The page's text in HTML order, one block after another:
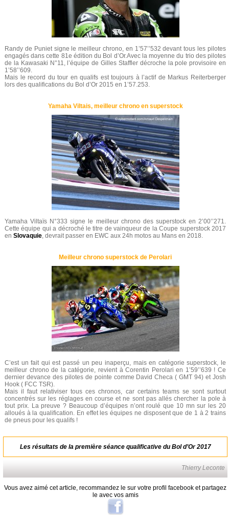
Randy de Puniet signe le meilleur chrono, en 1’57’’532 devant tous les pilotes
engagés dans cette 81e édition du Bol d’Or.Avec la moyenne du trio des pilotes
de la Kawasaki N°11, l’équipe de Gilles Staffler décroche la pole provisoire en
1’58’’609.
Mais le record du tour en qualifs est toujours à l’actif de Markus Reiterberger
lors des qualifications du Bol d’Or 2015 en 1’57.253.
Yamaha Viltais, meilleur chrono en superstock
Yamaha Viltaïs N°333 signe le meilleur chrono des superstock en 2’00’’271.
Cette équipe qui a décroché le titre de vainqueur de la Coupe superstock 2017
en Slovaquie, devrait passer en EWC aux 24h motos au Mans en 2018.
Meilleur chrono superstock de Perolari
C’est un fait qui est passé un peu inaperçu, mais en catégorie superstock, le
meilleur chrono de la catégorie, revient à Corentin Perolari en 1’59’’639 ! Ce
dernier devance des pilotes de pointe comme David Checa ( GMT 94) et Josh
Hook ( FCC TSR).
Mais il faut relativiser tous ces chronos, car certains teams se sont surtout
concentrés sur les réglages en course et ne sont pas allés chercher la pole à
tout prix. La preuve ? Beaucoup d’équipes n’ont roulé que 10 mn sur les 20
alloués à la qualification. En effet les équipes ne disposent que de 1 à 2 trains
de pneus pour les qualifs !
Les résultats de la première séance qualificative du Bol d’Or 2017
Thierry Leconte
Vous avez aimé cet article, recommandez le sur votre profil facebook et partagez
le avec vos amis